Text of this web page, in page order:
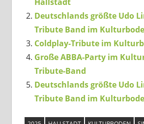
Deutschlands größte Udo
Tribute Band im
Coldplay-Tribute im
Große ABBA-Party im
Tribute-Band
Deutschlands größte Udo
Tribute Band im